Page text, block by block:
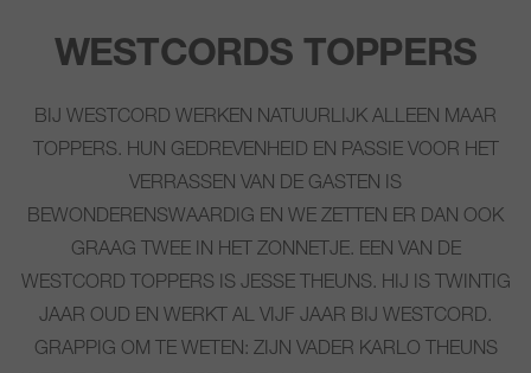
WESTCORDS TOPPERS
BIJ WESTCORD WERKEN NATUURLIJK ALLEEN MAAR
TOPPERS. HUN GEDREVENHEID EN PASSIE VOOR HET
VERRASSEN VAN DE GASTEN IS
BEWONDERENSWAARDIG EN WE ZETTEN ER DAN OOK
GRAAG TWEE IN HET ZONNETJE. EEN VAN DE
WESTCORD TOPPERS IS JESSE THEUNS. HIJ IS TWINTIG
JAAR OUD EN WERKT AL VIJF JAAR BIJ WESTCORD.
GRAPPIG OM TE WETEN: ZIJN VADER KARLO THEUNS